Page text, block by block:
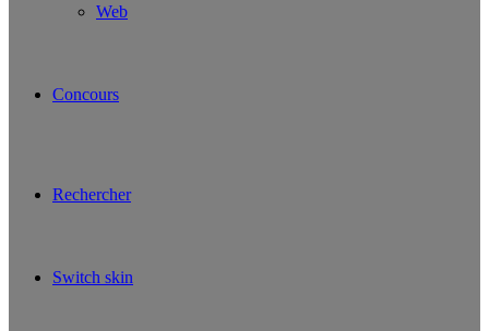
Web
Concours
Rechercher
Switch skin